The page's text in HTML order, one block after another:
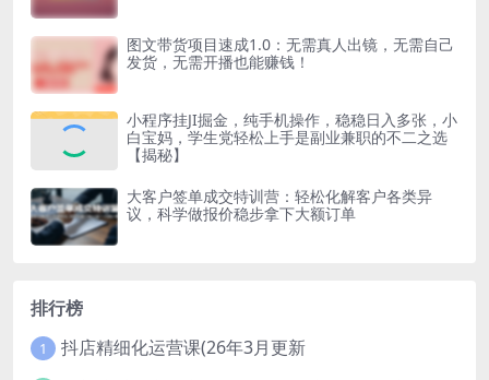
图文带货项目速成1.0：无需真人出镜，无需自己
发货，无需开播也能赚钱！
小程序挂JI掘金，纯手机操作，稳稳日入多张，小
白宝妈，学生党轻松上手是副业兼职的不二之选
【揭秘】
大客户签单成交特训营：轻松化解客户各类异
议，科学做报价稳步拿下大额订单
排行榜
1 抖店精细化运营课(26年3月更新